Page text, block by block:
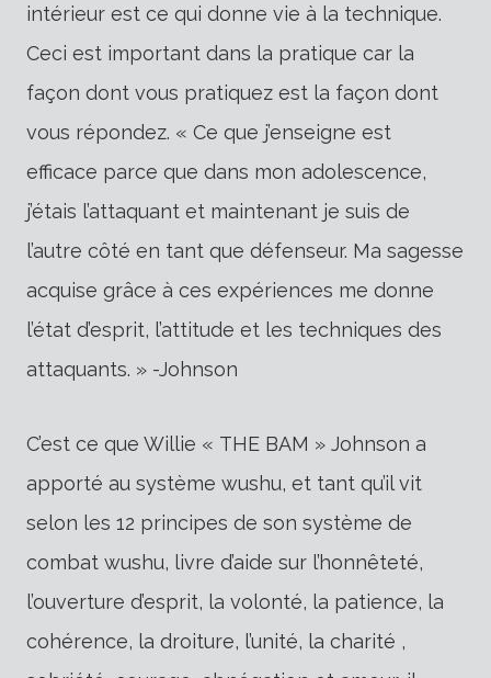
intérieur est ce qui donne vie à la technique.
Ceci est important dans la pratique car la
façon dont vous pratiquez est la façon dont
vous répondez. « Ce que j’enseigne est
efficace parce que dans mon adolescence,
j’étais l’attaquant et maintenant je suis de
l’autre côté en tant que défenseur. Ma sagesse
acquise grâce à ces expériences me donne
l’état d’esprit, l’attitude et les techniques des
attaquants. » -Johnson
C’est ce que Willie « THE BAM » Johnson a
apporté au système wushu, et tant qu’il vit
selon les 12 principes de son système de
combat wushu, livre d’aide sur l’honnêteté,
l’ouverture d’esprit, la volonté, la patience, la
cohérence, la droiture, l’unité, la charité ,